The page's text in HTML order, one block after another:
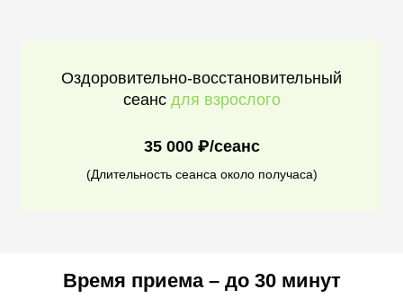
Оздоровительно-восстановительный
сеанс для взрослого
35 000 ₽/сеанс
(Длительность сеанса около получаса)
Время приема – до 30 минут